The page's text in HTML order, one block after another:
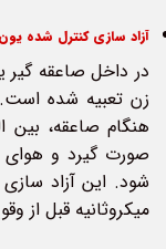
آزاد سازی کنترل شده
در داخل صاعقه گیر
زن تعبیه شده
هنگام صاعقه، بین
صورت گیرد و هوای
شود. این آزاد
میکروثانیه قبل از